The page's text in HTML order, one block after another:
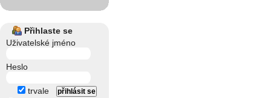
Přihlaste se
Uživatelské jméno
Heslo
trvale